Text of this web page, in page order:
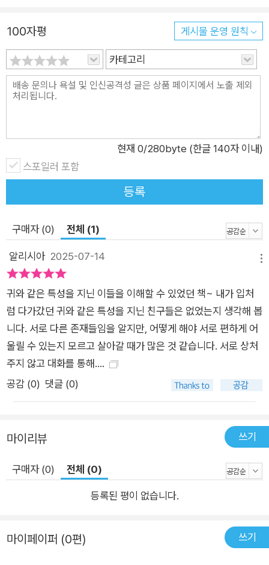
을 귀마을』은 조용한 ‘귀마을’과 활기찬 ‘입마을’이 만나면서 벌어
지는 갈등과 화해의 과정을 담백하고 상징적인 이야기로 풀어낸
다. 이는 어린이뿐만 아니라 성인 독자에게도 관계 속에서 겪는
감정의 복잡함을 일깨워 준다. 누군가의 이야기를 듣기만 하느라
지친 ‘귀’, 혹은 말하고 나서야 상대의 감정을 돌아보는 ‘입’은 우
서툴 수 있음을 인정하고, 서로에게 조금 더 솔직하고 조심스러운
태도를 갖길 권한다. 나의 불편함을 말하고, 상대의 이야기를 듣
는 것, 그것이 관계의 진정한 시작이 될 수 있음을 따뜻한 시선으
로 전하며, 감정 그대로를 표현해도 괜찮다는 다정한 위로를 건넨
다. 대상 독자 ✔ 감정을 숨기고 살아온 당신에게 말하지 않아야
평화롭다고 믿으며 늘 괜찮은 척해 온 어른들. “싫어요”, “불편해
요”라는 말을 입 밖으로 내기기 어려웠던 당신에게 이 책은 말하
지 못했던 감정을 조심스럽게 꺼내 볼 용기를 건넵니다. ✔ 말보
다 마음을 먼저 살피는 아이에게 다른 사람의 기분을 먼저 헤아리
느라 자신의 속마음은 뒤로 미루는 아이들이 있습니다. 이 책
은 ‘배려’와 ‘참음’의 경계를 고민하는 아이에게 나의 감정도 소중
하다는 걸, 표현해도 괜찮다는 걸 알려 줍니다. ✔ ‘괜찮아도 괜찮
지 않아도’ 말할 수 있는 연습이 필요한 모두에게 “괜찮아요.” 습
관처럼 내뱉는 말 뒤에 진짜 마음이 숨어 있지는 않나요? 『입마
을 귀마을』은 괜찮다고 말하면서도 속으로는 불편함을 꾹 눌러
감정 그대로를 표현해도 괜찮다고, 입과 귀의 이야기를 통해 우리
100자평 게시물 운영 원칙
카테고리
현재 0/280byte (한글 140자 이내)
스포일러 포함
등록
구매자 (0) 전체 (1)
알리시아 2025-07-14
귀와 같은 특성을 지닌 이들을 이해할 수 있었던 책~ 내가 입처
럼 다가갔던 귀와 같은 특성을 지닌 친구들은 없었는지 생각해 봅
니다. 서로 다른 존재들임을 알지만, 어떻게 해야 서로 편하게 어
울릴 수 있는지 모르고 살아갈 때가 많은 것 같습니다. 서로 상처
주지 않고 대화를 통해....
공감 (0) 댓글 (0)
마이리뷰 쓰기
구매자 (0) 전체 (0)
등록된 평이 없습니다.
마이페이퍼 (0편) 쓰기